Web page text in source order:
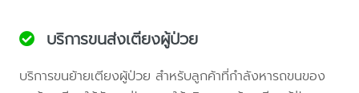
บริการขนส่งเตียงผู้ป่วย
บริการขนย้ายเตียงผู้ป่วย สำหรับลูกค้าที่กำลังหารถขนของ